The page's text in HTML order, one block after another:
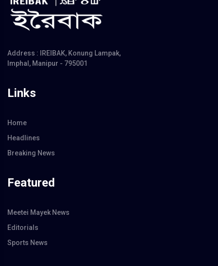
Address : IREIBAK, Konung Lampak,
Imphal, Manipur - 795001
Links
Home
Headlines
Breaking News
Featured
Meetei Mayek News
Editorials
Sports News